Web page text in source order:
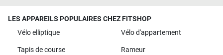
LES APPAREILS POPULAIRES CHEZ FITSHOP
Vélo elliptique
Vélo d'appartement
Tapis de course Rameur